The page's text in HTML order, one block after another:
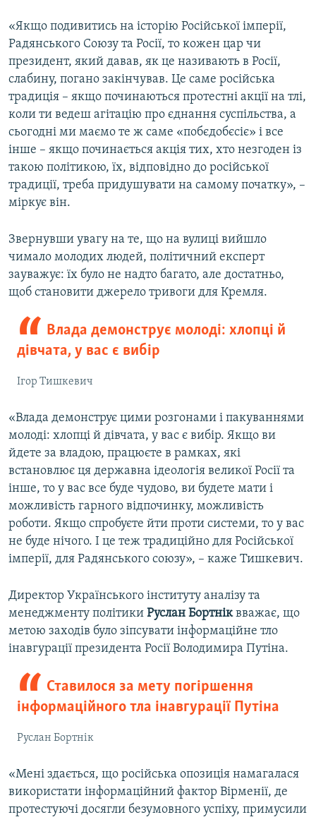
«Якщо подивитись на історію Російської імперії,
Радянського Союзу та Росії, то кожен цар чи
президент, який давав, як це називають в Росії,
слабину, погано закінчував. Це саме російська
традиція – якщо починаються протестні акції на тлі,
коли ти ведеш агітацію про єднання суспільства, а
сьогодні ми маємо те ж саме «побєдобєсіє» і все
інше – якщо починається акція тих, хто незгоден із
такою політикою, їх, відповідно до російської
традиції, треба придушувати на самому початку», –
міркує він.
Звернувши увагу на те, що на вулиці вийшло
чимало молодих людей, політичний експерт
зауважує: їх було не надто багато, але достатньо,
щоб становити джерело тривоги для Кремля.
Влада демонструє молоді: хлопці й
дівчата, у вас є вибір
Ігор Тишкевич
«Влада демонструє цими розгонами і пакуваннями
молоді: хлопці й дівчата, у вас є вибір. Якщо ви
йдете за владою, працюєте в рамках, які
встановлює ця державна ідеологія великої Росії та
інше, то у вас все буде чудово, ви будете мати і
можливість гарного відпочинку, можливість
роботи. Якщо спробуєте йти проти системи, то у вас
не буде нічого. І це теж традиційно для Російської
імперії, для Радянського союзу», – каже Тишкевич.
Директор Українського інституту аналізу та
менеджменту політики Руслан Бортніквважає, що
метою заходів було зіпсувати інформаційне тло
інавгурації президента Росії Володимира Путіна.
Ставилося за мету погіршення
інформаційного тла інавгурації Путіна
Руслан Бортнік
«Мені здається, що російська опозиція намагалася
використати інформаційний фактор Вірменії, де
протестуючі досягли безумовного успіху, примусили